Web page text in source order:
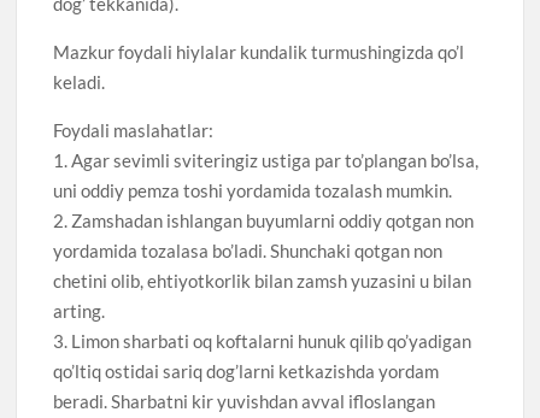
Mazkur foydali hiylalar kundalik turmushingizda qo’l
keladi.
Foydali maslahatlar:
1. Agar sevimli sviteringiz ustiga par to’plangan bo’lsa,
uni oddiy pemza toshi yordamida tozalash mumkin.
2. Zamshadan ishlangan buyumlarni oddiy qotgan non
yordamida tozalasa bo’ladi. Shunchaki qotgan non
chetini olib, ehtiyotkorlik bilan zamsh yuzasini u bilan
arting.
3. Limon sharbati oq koftalarni hunuk qilib qo’yadigan
qo’ltiq ostidai sariq dog’larni ketkazishda yordam
beradi. Sharbatni kir yuvishdan avval ifloslangan